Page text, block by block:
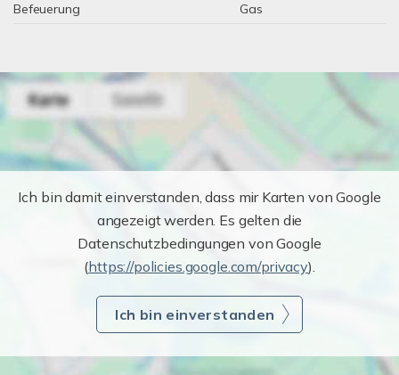
Befeuerung
Gas
Ich bin damit einverstanden, dass mir Karten von Google
angezeigt werden. Es gelten die
Datenschutzbedingungen von Google
(https://policies.google.com/privacy).
Ich bin einverstanden